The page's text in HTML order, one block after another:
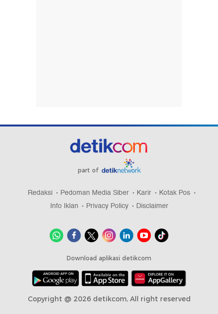
part of
Redaksi Pedoman Media Siber Karir
Kotak Pos
Info Iklan
Privacy Policy Disclaimer
Download aplikasi detikcom
Copyright @ 2026 detikcom, All right reserved